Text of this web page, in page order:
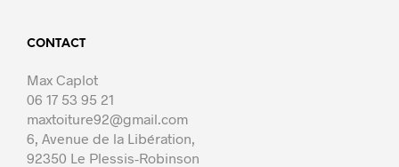
CONTACT
Max Caplot
06 17 53 95 21
maxtoiture92@gmail.com
6, Avenue de la Libération,
92350 Le Plessis-Robinson